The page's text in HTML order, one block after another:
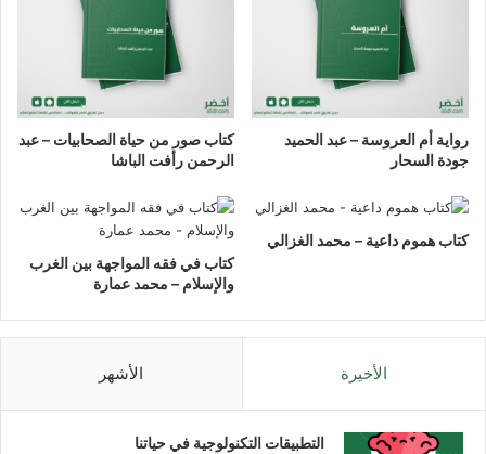
رواية أم العروسة – عبد الحميد
جودة السحار
كتاب صور من حياة الصحابيات – عبد
الرحمن رأفت الباشا
كتاب هموم داعية – محمد الغزالي
كتاب في فقه المواجهة بين الغرب
والإسلام – محمد عمارة
الأخيرة الأشهر
التطبيقات التكنولوجية في حياتنا